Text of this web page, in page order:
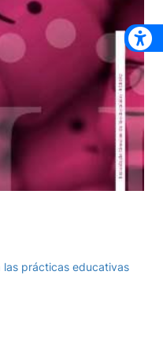
las prácticas educativas